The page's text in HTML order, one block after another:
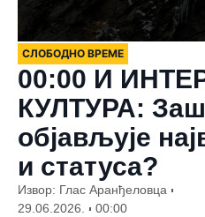
СЛОБОДНО ВРЕМЕ
00:00 И
КУЛТУРА:
објављује
и статусa?
Извор: Глас Аранђеловца
29.06.2026.
00:00